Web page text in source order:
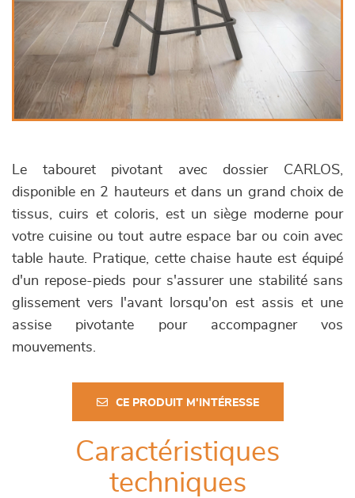
Le tabouret pivotant avec dossier CARLOS,
disponible en 2 hauteurs et dans un grand choix de
tissus, cuirs et coloris, est un siège moderne pour
votre cuisine ou tout autre espace bar ou coin avec
table haute. Pratique, cette chaise haute est équipé
d'un repose-pieds pour s'assurer une stabilité sans
glissement vers l'avant lorsqu'on est assis et une
assise pivotante pour accompagner vos
mouvements.
CE PRODUIT M'INTÉRESSE
Caractéristiques
techniques